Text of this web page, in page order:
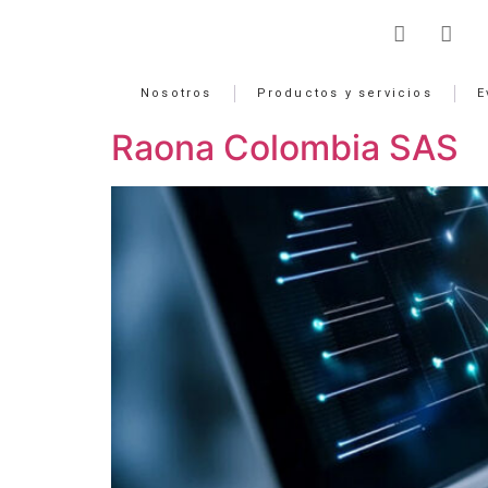
Nosotros Productos y servicios
Raona Colombia SAS